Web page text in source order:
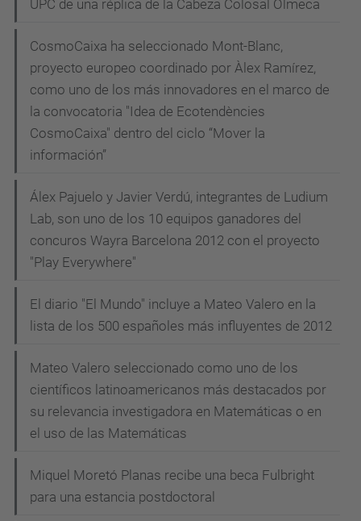
UPC de una réplica de la Cabeza Colosal Olmeca
CosmoCaixa ha seleccionado Mont-Blanc,
proyecto europeo coordinado por Àlex Ramírez,
como uno de los más innovadores en el marco de
la convocatoria "Idea de Ecotendències
CosmoCaixa" dentro del ciclo “Mover la
información”
Álex Pajuelo y Javier Verdú, integrantes de Ludium
Lab, son uno de los 10 equipos ganadores del
concuros Wayra Barcelona 2012 con el proyecto
"Play Everywhere"
El diario "El Mundo" incluye a Mateo Valero en la
lista de los 500 españoles más influyentes de 2012
Mateo Valero seleccionado como uno de los
científicos latinoamericanos más destacados por
su relevancia investigadora en Matemáticas o en
el uso de las Matemáticas
Miquel Moretó Planas recibe una beca Fulbright
para una estancia postdoctoral